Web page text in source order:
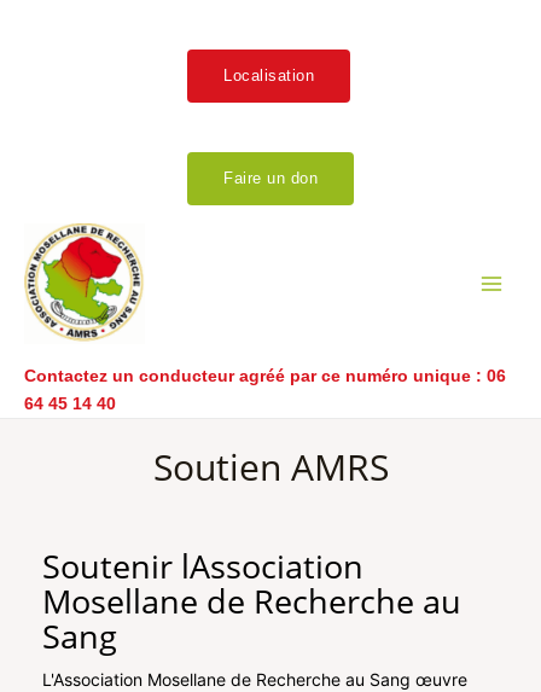
Localisation
Faire un don
Contactez un conducteur agréé par ce numéro unique : 06
64 45 14 40
Soutien AMRS
Soutenir lAssociation
Mosellane de Recherche au
Sang
L'Association Mosellane de Recherche au Sang œuvre